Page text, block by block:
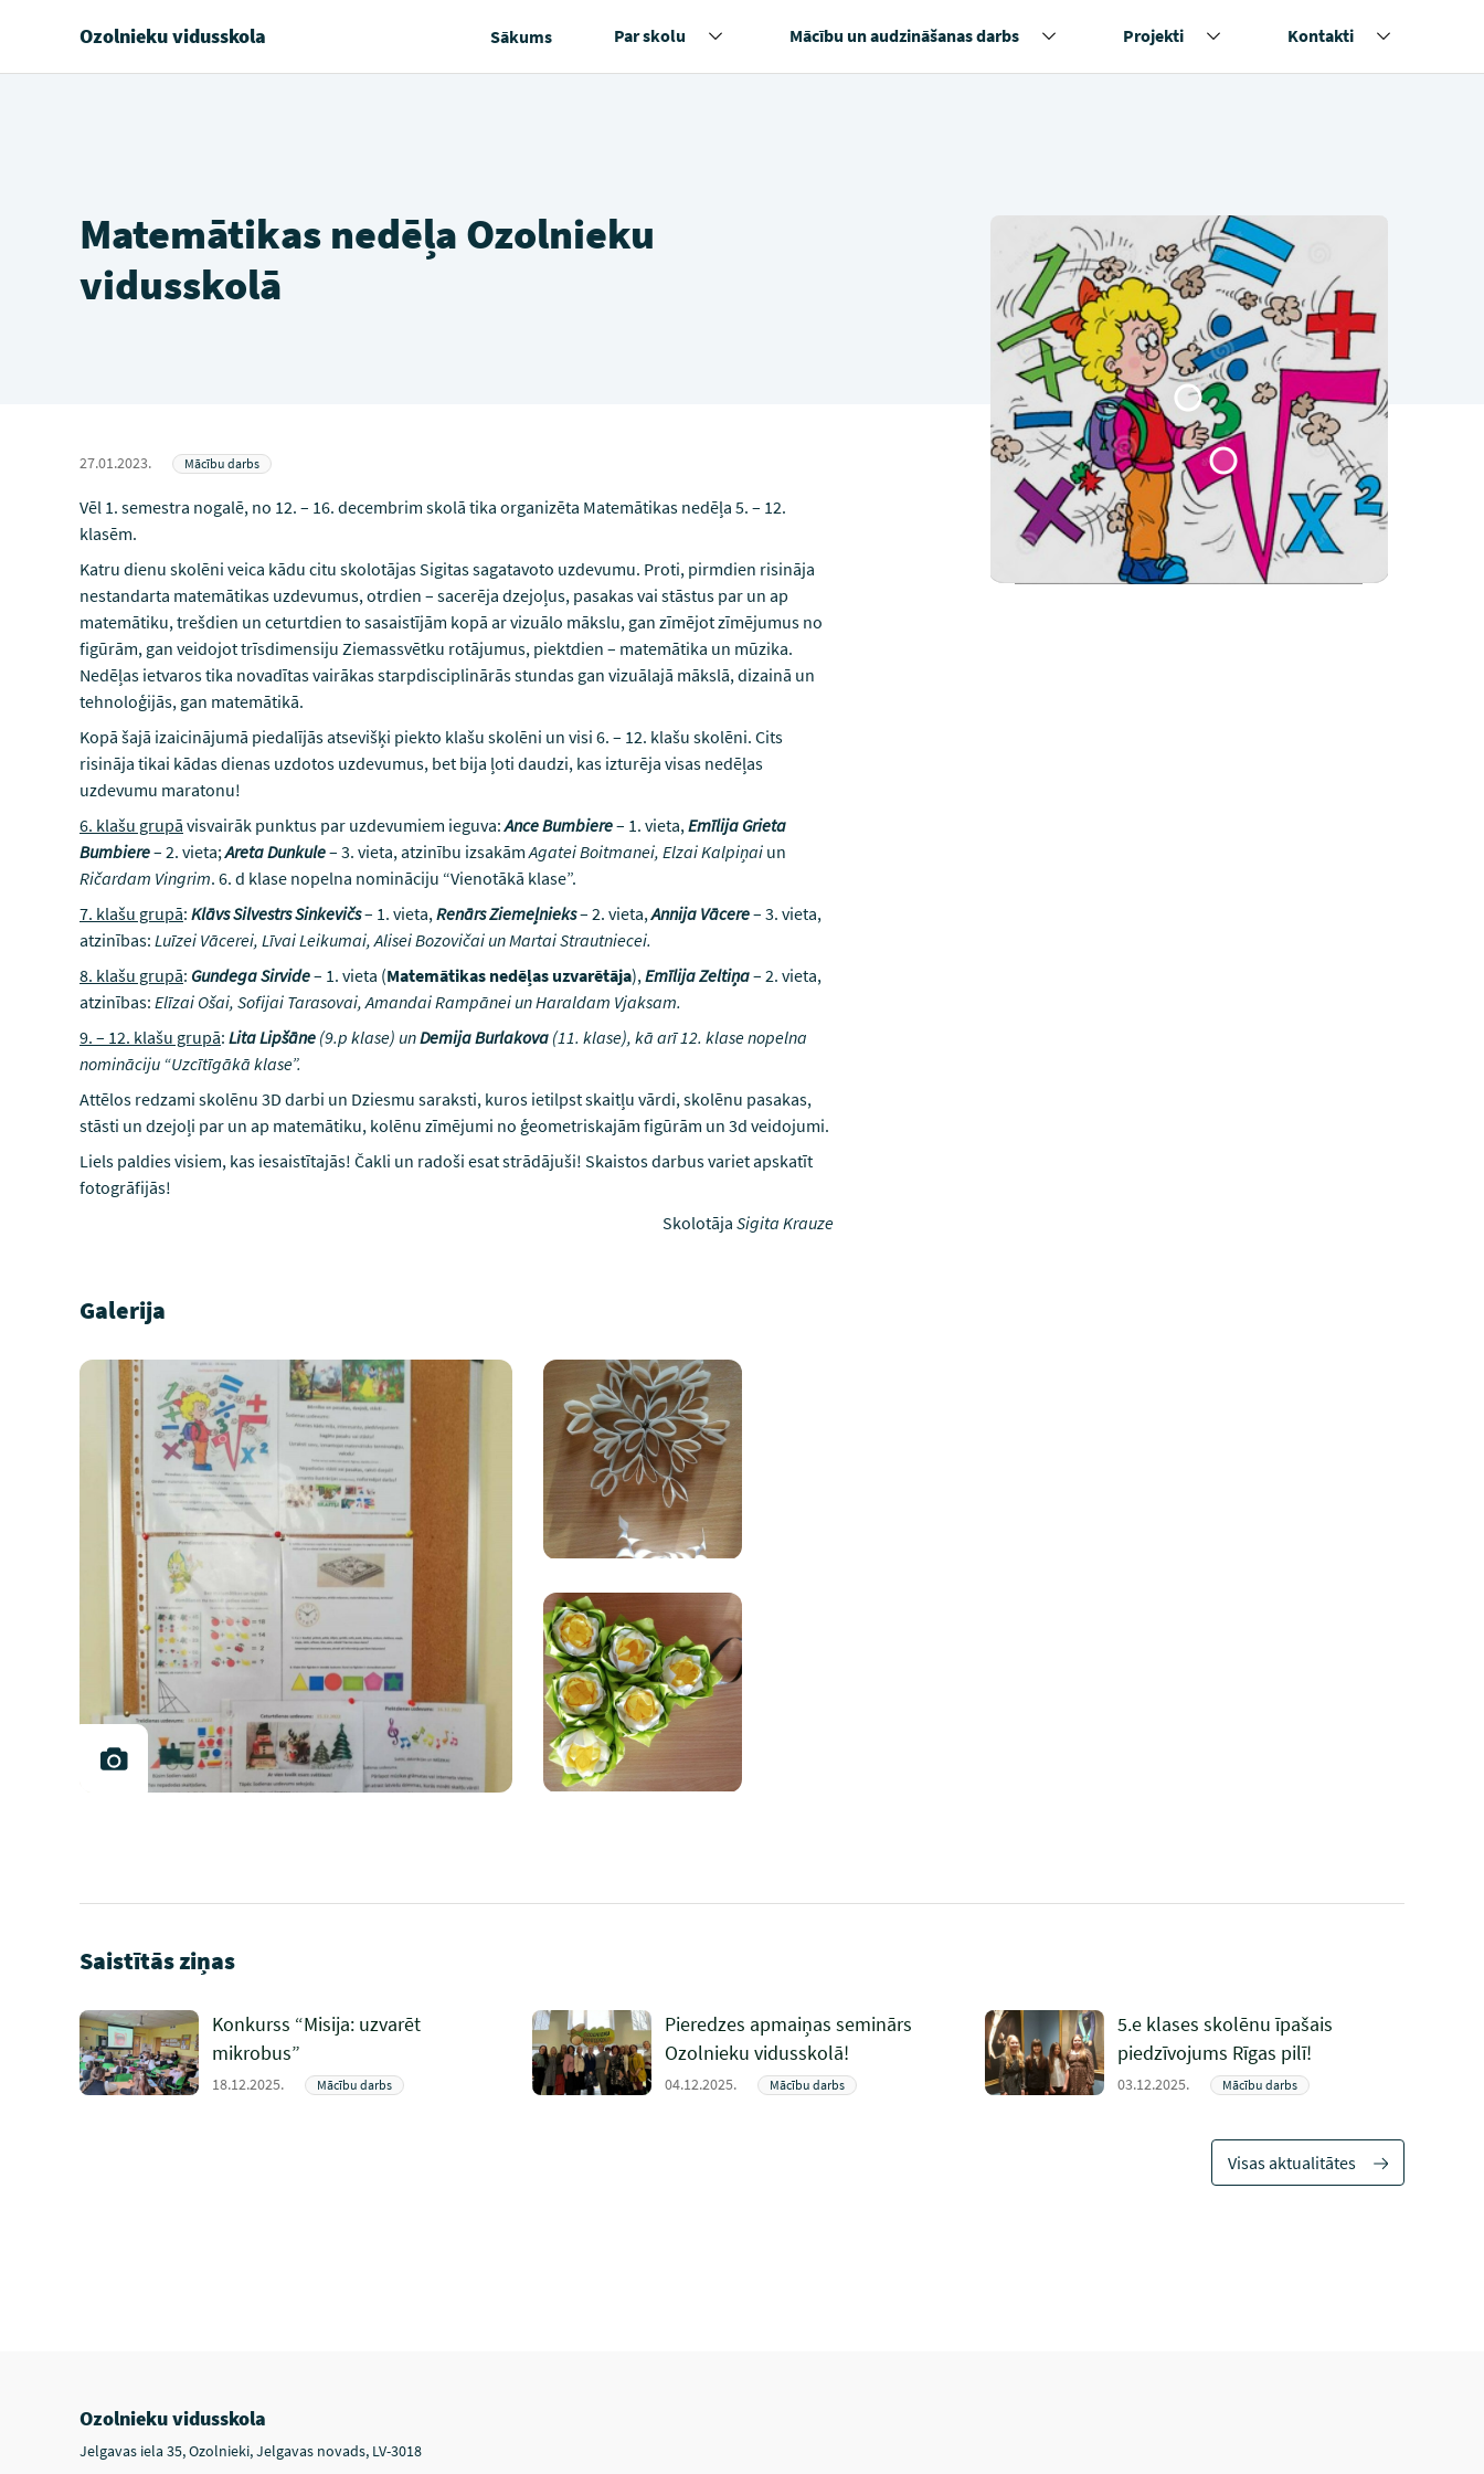
Ozolnieku vidusskola Sākums Par skolu Mācību un audzināšanas darbs Projekti Kontakti
Matemātikas nedēļa Ozolnieku
vidusskolā
27.01.2023. Mācību darbs
Vēl 1. semestra nogalē, no 12. – 16. decembrim skolā tika organizēta Matemātikas nedēļa 5. – 12.
klasēm.
Katru dienu skolēni veica kādu citu skolotājas Sigitas sagatavoto uzdevumu. Proti, pirmdien risināja
nestandarta matemātikas uzdevumus, otrdien – sacerēja dzejoļus, pasakas vai stāstus par un ap
matemātiku, trešdien un ceturtdien to sasaistījām kopā ar vizuālo mākslu, gan zīmējot zīmējumus no
figūrām, gan veidojot trīsdimensiju Ziemassvētku rotājumus, piektdien – matemātika un mūzika.
Nedēļas ietvaros tika novadītas vairākas starpdisciplinārās stundas gan vizuālajā mākslā, dizainā un
tehnoloģijās, gan matemātikā.
Kopā šajā izaicinājumā piedalījās atsevišķi piekto klašu skolēni un visi 6. – 12. klašu skolēni. Cits
risināja tikai kādas dienas uzdotos uzdevumus, bet bija ļoti daudzi, kas izturēja visas nedēļas
uzdevumu maratonu!
6. klašu grupā visvairāk punktus par uzdevumiem ieguva:Ance Bumbiere– 1. vieta,Emīlija Grieta
Bumbiere– 2. vieta;Areta Dunkule– 3. vieta, atzinību izsakāmAgatei Boitmanei, Elzai Kalpiņai un
Ričardam Vingrim. 6. d klase nopelna nomināciju “Vienotākā klase”.
7. klašu grupā: Klāvs Silvestrs Sinkevičs– 1. vieta,Renārs Ziemeļnieks– 2. vieta,Annija Vācere– 3. vieta,
atzinības: Luīzei Vācerei, Līvai Leikumai, Alisei Bozovičai un Martai Strautniecei.
8. klašu grupā: Gundega Sirvide– 1. vieta (Matemātikas nedēļas uzvarētāja),Emīlija Zeltiņa– 2. vieta,
atzinības: Elīzai Ošai, Sofijai Tarasovai, Amandai Rampānei un Haraldam Vjaksam.
9. – 12. klašu grupā: Lita Lipšāne (9.p klase) unDemija Burlakova (11. klase), kā arī 12. klase nopelna
nomināciju “Uzcītīgākā klase”.
Attēlos redzami skolēnu 3D darbi un Dziesmu saraksti, kuros ietilpst skaitļu vārdi, skolēnu pasakas,
stāsti un dzejoļi par un ap matemātiku, kolēnu zīmējumi no ģeometriskajām figūrām un 3d veidojumi.
Liels paldies visiem, kas iesaistītajās! Čakli un radoši esat strādājuši! Skaistos darbus variet apskatīt
fotogrāfijās!
Skolotāja Sigita Krauze
Galerija
Saistītās ziņas
Konkurss “Misija: uzvarēt
mikrobus”
18.12.2025. Mācību darbs
Pieredzes apmaiņas seminārs
Ozolnieku vidusskolā!
04.12.2025. Mācību darbs
5.e klases skolēnu īpašais
piedzīvojums Rīgas pilī!
03.12.2025. Mācību darbs
Visas aktualitātes
Ozolnieku vidusskola
Jelgavas iela 35, Ozolnieki, Jelgavas novads, LV-3018